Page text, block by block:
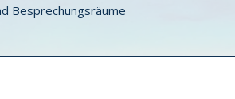
Besprechungsräume